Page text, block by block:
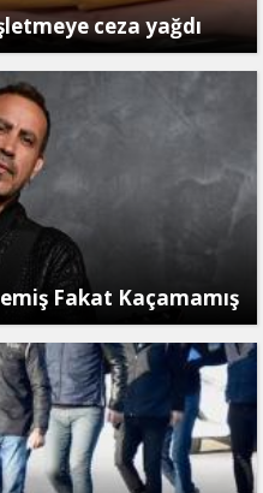
ceza yağdı
Fakat Kaçamamış